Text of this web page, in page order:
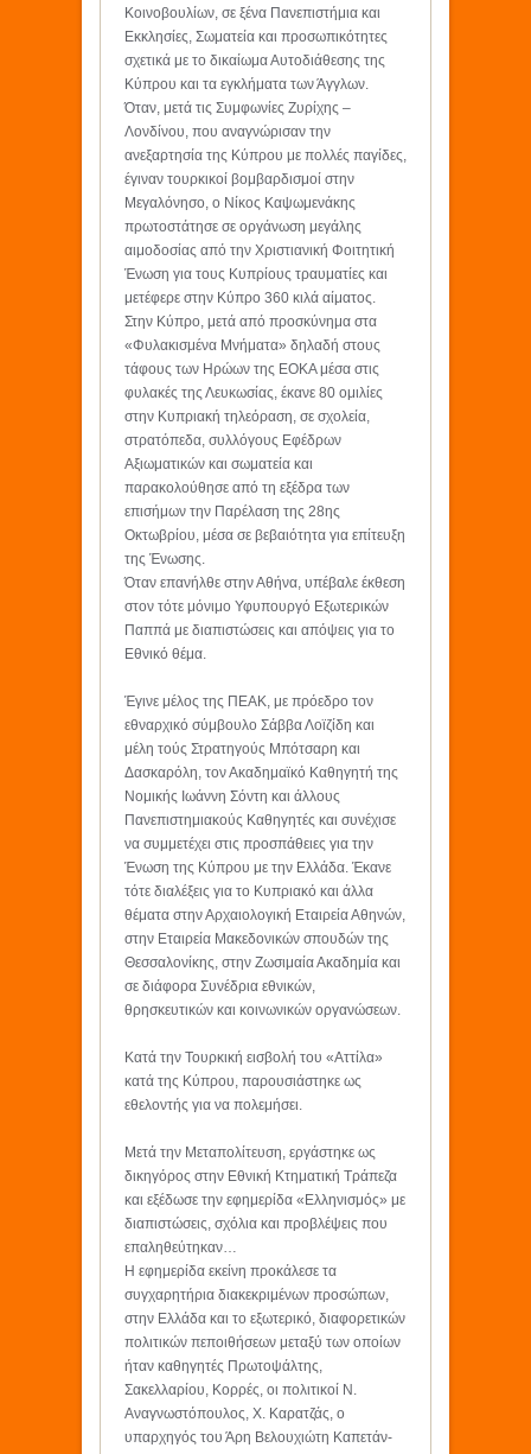
Κοινοβουλίων, σε ξένα Πανεπιστήμια και
Εκκλησίες, Σωματεία και προσωπικότητες
σχετικά με το δικαίωμα Αυτοδιάθεσης της
Κύπρου και τα εγκλήματα των Άγγλων.
Όταν, μετά τις Συμφωνίες Ζυρίχης –
Λονδίνου, που αναγνώρισαν την
ανεξαρτησία της Κύπρου με πολλές παγίδες,
έγιναν τουρκικοί βομβαρδισμοί στην
Μεγαλόνησο, ο Νίκος Καψωμενάκης
πρωτοστάτησε σε οργάνωση μεγάλης
αιμοδοσίας από την Χριστιανική Φοιτητική
Ένωση για τους Κυπρίους τραυματίες και
μετέφερε στην Κύπρο 360 κιλά αίματος.
Στην Κύπρο, μετά από προσκύνημα στα
«Φυλακισμένα Μνήματα» δηλαδή στους
τάφους των Ηρώων της ΕΟΚΑ μέσα στις
φυλακές της Λευκωσίας, έκανε 80 ομιλίες
στην Κυπριακή τηλεόραση, σε σχολεία,
στρατόπεδα, συλλόγους Εφέδρων
Αξιωματικών και σωματεία και
παρακολούθησε από τη εξέδρα των
επισήμων την Παρέλαση της 28ης
Οκτωβρίου, μέσα σε βεβαιότητα για επίτευξη
της Ένωσης.
Όταν επανήλθε στην Αθήνα, υπέβαλε έκθεση
στον τότε μόνιμο Υφυπουργό Εξωτερικών
Παππά με διαπιστώσεις και απόψεις για το
Εθνικό θέμα.
Έγινε μέλος της ΠΕΑΚ, με πρόεδρο τον
εθναρχικό σύμβουλο Σάββα Λοϊζίδη και
μέλη τούς Στρατηγούς Μπότσαρη και
Δασκαρόλη, τον Ακαδημαϊκό Καθηγητή της
Νομικής Ιωάννη Σόντη και άλλους
Πανεπιστημιακούς Καθηγητές και συνέχισε
να συμμετέχει στις προσπάθειες για την
Ένωση της Κύπρου με την Ελλάδα. Έκανε
τότε διαλέξεις για το Κυπριακό και άλλα
θέματα στην Αρχαιολογική Εταιρεία Αθηνών,
στην Εταιρεία Μακεδονικών σπουδών της
Θεσσαλονίκης, στην Ζωσιμαία Ακαδημία και
σε διάφορα Συνέδρια εθνικών,
θρησκευτικών και κοινωνικών οργανώσεων.
Κατά την Τουρκική εισβολή του «Αττίλα»
κατά της Κύπρου, παρουσιάστηκε ως
εθελοντής για να πολεμήσει.
Μετά την Μεταπολίτευση, εργάστηκε ως
δικηγόρος στην Εθνική Κτηματική Τράπεζα
και εξέδωσε την εφημερίδα «Ελληνισμός» με
διαπιστώσεις, σχόλια και προβλέψεις που
επαληθεύτηκαν…
Η εφημερίδα εκείνη προκάλεσε τα
συγχαρητήρια διακεκριμένων προσώπων,
στην Ελλάδα και το εξωτερικό, διαφορετικών
πολιτικών πεποιθήσεων μεταξύ των οποίων
ήταν καθηγητές Πρωτοψάλτης,
Σακελλαρίου, Κορρές, οι πολιτικοί Ν.
Αναγνωστόπουλος, Χ. Καρατζάς, ο
υπαρχηγός του Άρη Βελουχιώτη Καπετάν-